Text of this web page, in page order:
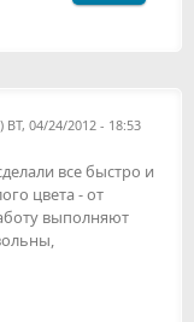
ВТ, 04/24/2012 - 18:53
все быстро и
цвета - от
выполняют